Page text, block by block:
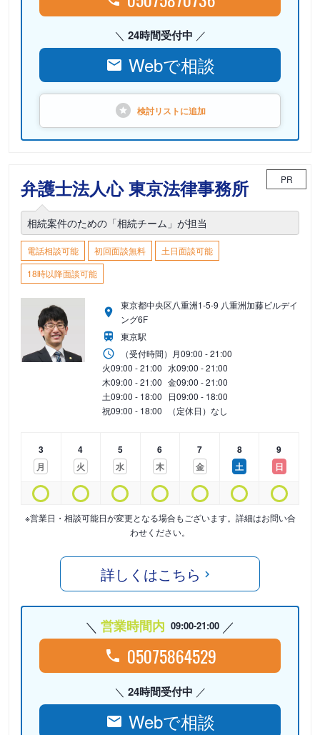
24時間受付中
Webで相談
検討リストに追加
弁護士法人心 東京法律事務所 PR
相続案件のための「相続チーム」が担当
電話相談可能 初回面談無料
土日面談可能
18時以降面談可能
東京都中央区八重洲1-5-9 八重洲加藤ビルデイ
ング6F
東京駅
（受付時間） 月09:00 - 21:00
火09:00 - 21:00 水09:00 - 21:00
木09:00 - 21:00 金09:00 - 21:00
土09:00 - 18:00 日09:00 - 18:00
祝09:00 - 18:00 （定休日）なし
3
月
4
火
5
水
6
木
7
金
8
土
9
日
※営業日・相談可能日が変更となる場合もございます。詳細はお問い合
わせください。
詳しくはこちら
営業時間内 09:00-21:00
05075864529
24時間受付中
Webで相談